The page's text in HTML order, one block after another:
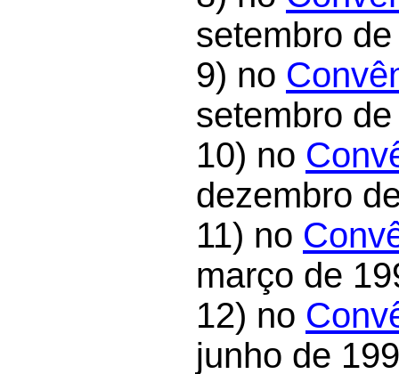
setembro
9) no
setembro
10) no
dezembro
11) no
março de
12) no
junho de